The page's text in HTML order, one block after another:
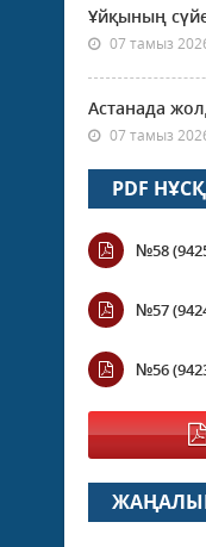
Ұйқының
07 тамыз
Астанада
07 тамыз
PDF
№58
№57
№56